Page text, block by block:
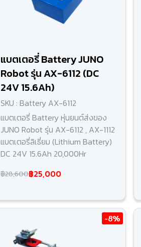
แบตเตอรี่ Battery JUNO
Robot รุ่น AX-6112 (DC
24V 15.6Ah)
SKU : Battery AX-6112
แบตเตอรี่ Battery หุ่นยนต์ส่งของ
JUNO Robot รุ่น AX-6112 , AX-1112
แบตเตอรี่ลิเธี่ยม (Lithium Battery)
DC 24V 15.6Ah 20,000Hr
฿28,600฿25,000
-8%